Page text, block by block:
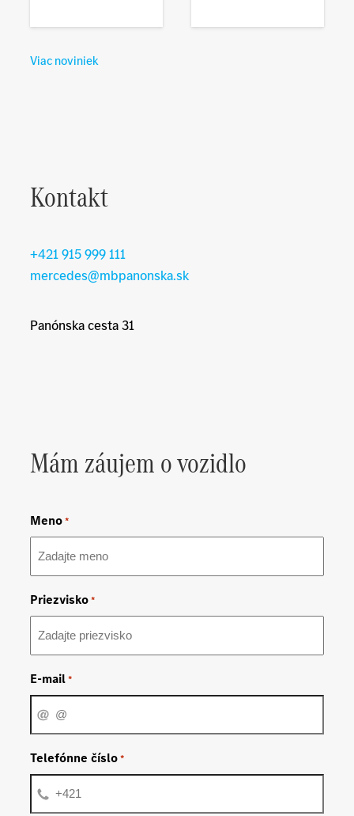
Viac noviniek
Kontakt
+421 915 999 111
mercedes@mbpanonska.sk
Panónska cesta 31
Mám záujem o vozidlo
Meno*
Priezvisko*
E-mail*
Telefónne číslo*